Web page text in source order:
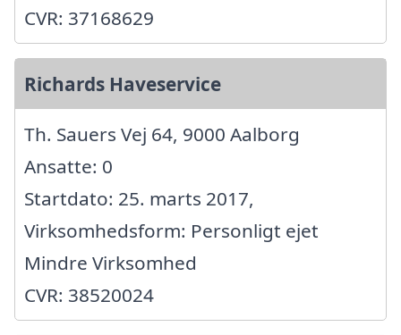
CVR: 37168629
Richards Haveservice
Th. Sauers Vej 64, 9000 Aalborg
Ansatte: 0
Startdato: 25. marts 2017,
Virksomhedsform: Personligt ejet
Mindre Virksomhed
CVR: 38520024